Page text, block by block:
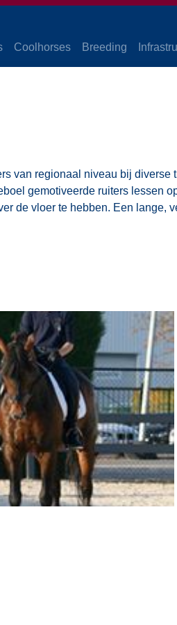
Coolhorses Breeding
van regionaal niveau bij
gemotiveerde ruiters lessen
de vloer te hebben. Een lange,